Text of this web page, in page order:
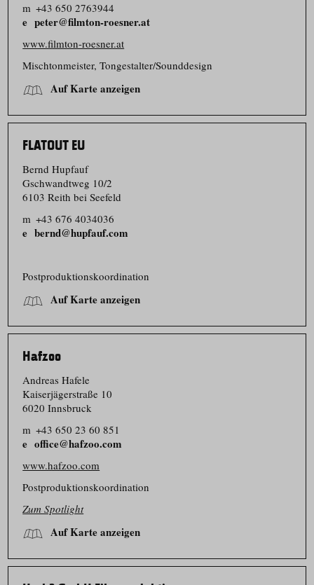
m +43 650 2763944
peter@filmton-roesner.at
www.filmton-roesner.at
Mischtonmeister, Tongestalter/​Sounddesign
Auf Karte anzeigen
FLATOUT EU
Bernd Hupfauf
Gschwandtweg 10/​2
6103 Reith bei Seefeld
m +43 676 4034036
bernd@hupfauf.com
Postproduk­ti­ons­ko­or­dination
Auf Karte anzeigen
Hafzoo
Andreas Hafele
Kaiserjä­gerstraße 10
6020 Innsbruck
m +43 650 23 60 851
office@hafzoo.com
www.hafzoo.com
Postproduk­ti­ons­ko­or­dination
Zum Spotlight
Auf Karte anzeigen